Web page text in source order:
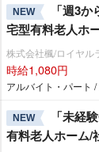
NEW
「週3
宅型有料老人ホ
株式会社楓/ロイヤル
時給1,080円
アルバイト・パート /
NEW
「未経
有料老人ホーム/